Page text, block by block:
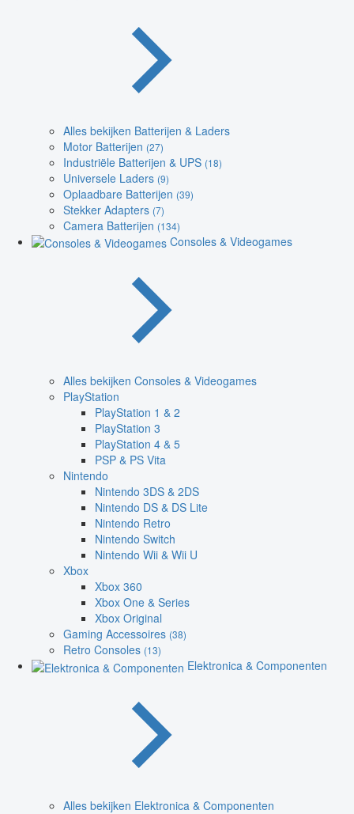
Alles bekijken Batterijen & Laders
Motor Batterijen (27)
Industriële Batterijen & UPS (18)
Universele Laders (9)
Oplaadbare Batterijen (39)
Stekker Adapters (7)
Camera Batterijen (134)
Consoles & Videogames
Alles bekijken Consoles & Videogames
PlayStation
PlayStation 1 & 2
PlayStation 3
PlayStation 4 & 5
PSP & PS Vita
Nintendo
Nintendo 3DS & 2DS
Nintendo DS & DS Lite
Nintendo Retro
Nintendo Switch
Nintendo Wii & Wii U
Xbox
Xbox 360
Xbox One & Series
Xbox Original
Gaming Accessoires (38)
Retro Consoles (13)
Elektronica & Componenten
Alles bekijken Elektronica & Componenten